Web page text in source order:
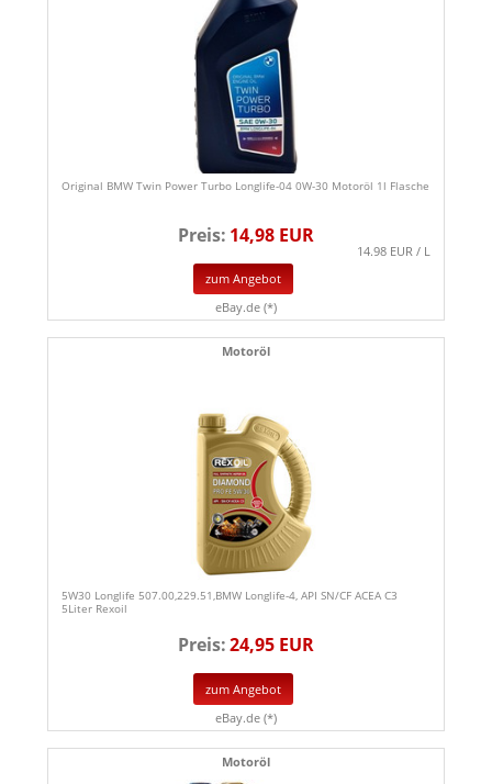
Original BMW Twin Power Turbo Longlife-04 0W-30 Motoröl 1l Flasche
Preis: 14,98 EUR
14.98 EUR / L
zum Angebot
eBay.de (*)
Motoröl
5W30 Longlife 507.00,229.51,BMW Longlife-4, API SN/CF ACEA C3
5Liter Rexoil
Preis:24,95 EUR
zum Angebot
eBay.de (*)
Motoröl